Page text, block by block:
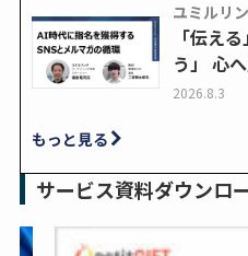
ユミルリ
「伝え
う」 心
2026.8.3
もっと見る
サービス資料ダウンロ